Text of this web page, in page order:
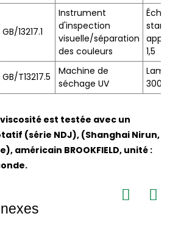
GB/13217.1
Instrument
d'inspection
visuelle/séparation
des couleurs
1,5
GB/T13217.5
Machine de
séchage UV
Lampe
viscosité est testée avec un
(série NDJ), (Shanghai Nirun,
américain BROOKFIELD, unité :